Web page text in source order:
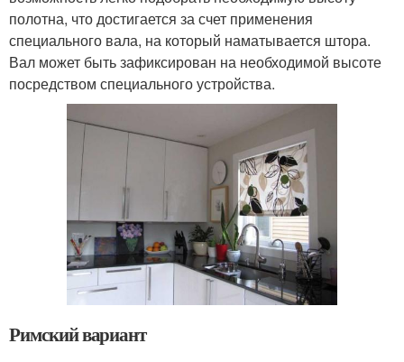
полотна, что достигается за счет применения
специального вала, на который наматывается штора.
Вал может быть зафиксирован на необходимой высоте
посредством специального устройства.
Римский вариант